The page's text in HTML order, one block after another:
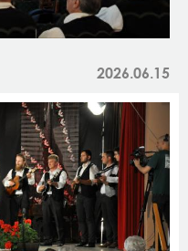
2026.06.15